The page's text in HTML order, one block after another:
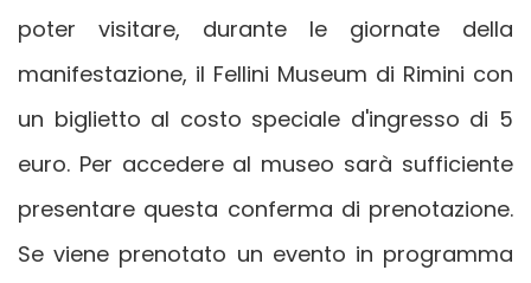
poter visitare, durante le giornate della
manifestazione, il Fellini Museum di Rimini con
un biglietto al costo speciale d'ingresso di 5
euro. Per accedere al museo sarà sufficiente
presentare questa conferma di prenotazione.
Se viene prenotato un evento in programma